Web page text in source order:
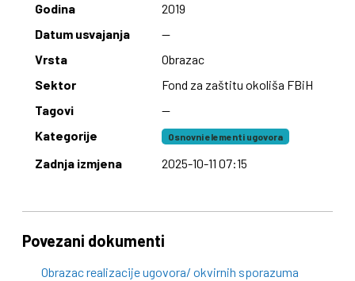
Godina
2019
Datum usvajanja
—
Vrsta
Obrazac
Sektor
Fond za zaštitu okoliša FBiH
Tagovi
—
Kategorije
Osnovni elementi ugovora
Zadnja izmjena 2025-10-11 07:15
Povezani dokumenti
Obrazac realizacije ugovora/ okvirnih sporazuma